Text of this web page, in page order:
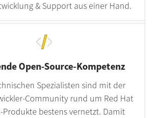
& Support aus einer Hand.
Open-Source-Kompetenz
Spezialisten sind mit der
Community rund um Red Hat
Produkte bestens vernetzt. Damit